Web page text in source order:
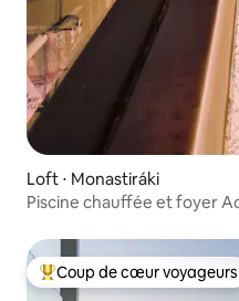
Loft ⋅ Monastiráki
Piscine chauffée et foyer
Coups de cœur voyageurs
Coup de cœur voyageurs